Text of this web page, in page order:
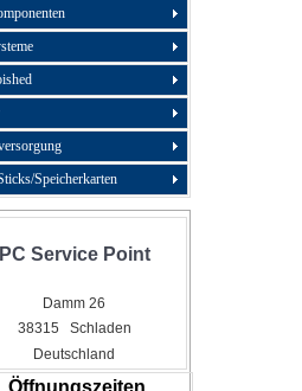
Speicherkarten
PC Service Point
Damm 26
38315 Schladen
Deutschland
Öffnungszeiten